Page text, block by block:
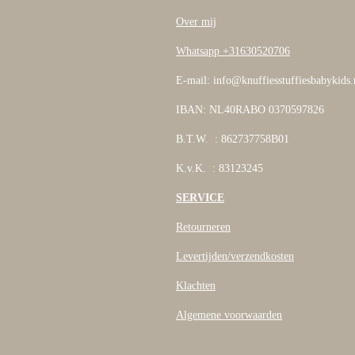
Over mij
Whatsapp +31630520706
E-mail:
IBAN: NL40RABO 0370597826
B.T.W. : 862737758B01
K.v.K. : 83123245
SERVICE
Retourneren
Levertijden/verzendkosten
Klachten
Algemene voorwaarden